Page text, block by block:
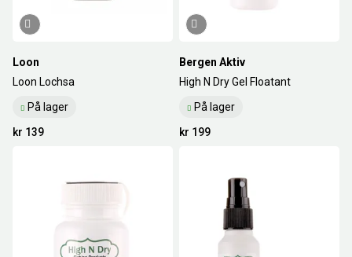
Loon
Loon Lochsa
På lager
kr 139
Bergen Aktiv
High N Dry Gel Floatant
På lager
kr 199